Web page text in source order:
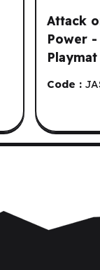
Attack
Power
Code :